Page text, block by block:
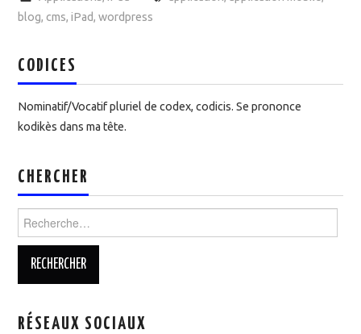
blog, cms,iPad,wordpress
CODICES
Nominatif/Vocatif pluriel de codex, codicis. Se prononce
kodikès dans ma tête.
CHERCHER
Rechercher :
RÉSEAUX SOCIAUX